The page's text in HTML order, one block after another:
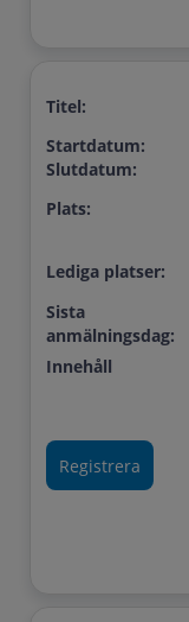
Titel:
Startdatum:
Slutdatum:
Plats:
Lediga platser:
Sista
anmälningsdag:
Innehåll